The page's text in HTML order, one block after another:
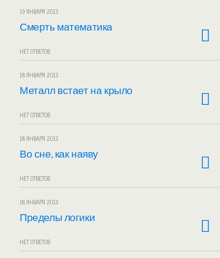
19 ЯНВАРЯ 2013
Смерть математика
НЕТ ОТВЕТОВ
18 ЯНВАРЯ 2013
Металл встает на крыло
НЕТ ОТВЕТОВ
18 ЯНВАРЯ 2013
Во сне, как наяву
НЕТ ОТВЕТОВ
18 ЯНВАРЯ 2013
Пределы логики
НЕТ ОТВЕТОВ